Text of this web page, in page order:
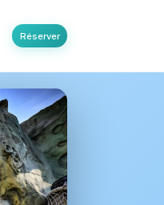
Réserver